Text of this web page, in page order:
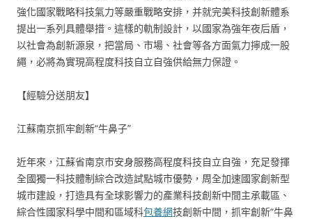
強化國家戰略科技氣力等嚴重戰略安排，并就完美科技創新體系
提出一系列具體舉措。這樣的軌制設計，以國家為強年夜后盾，
以社會為創新源泉，把當局、市場、社會等各方面氣力擰成一股
繩，必將為實現高程度科技自立自強供給無力保證。
【經驗分送朋友】
江蘇南京抓牢創新“牛鼻子”
近年來，江蘇省南京市安身服務高程度科技自立自強，充足發揮
全國獨一科技體制綜合改造試點城市優勢，周全加速國家創新型
城市建設，打造具有全球影響力的產業科技創新中間主承載區、
綜合性國家科學中間和區域科包養網技創新中間，抓牢創新“牛鼻